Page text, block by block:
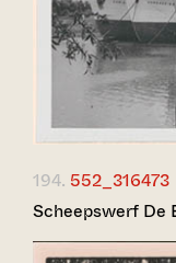
194. 552_316473
Scheepswerf De